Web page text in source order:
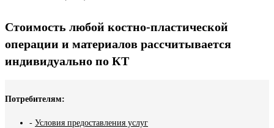
Стоимость любой костно-пластической
операции и материалов рассчитывается
индивидуально по КТ
Потребителям:
- Условия предоставления услуг